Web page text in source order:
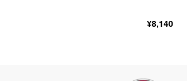
¥8,140